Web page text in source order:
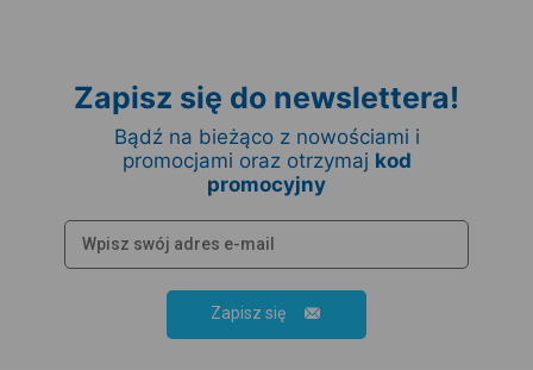
Zapisz się do newslettera!
Bądź na bieżąco z nowościami i
promocjami oraz otrzymaj kod
promocyjny
Zapisz się